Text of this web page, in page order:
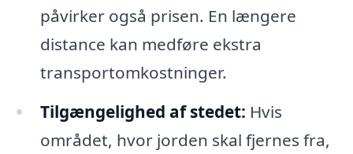
påvirker også prisen. En længere
distance kan medføre ekstra
transportomkostninger.
Tilgængelighed af stedet: Hvis
området, hvor jorden skal fjernes fra,